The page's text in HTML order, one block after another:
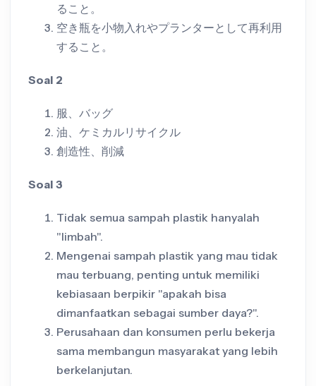
ること。
空き瓶を小物入れやプランターとして再利用
すること。
Soal 2
服、バッグ
油、ケミカルリサイクル
創造性、削減
Soal 3
Tidak semua sampah plastik hanyalah
"limbah".
Mengenai sampah plastik yang mau tidak
mau terbuang, penting untuk memiliki
kebiasaan berpikir "apakah bisa
dimanfaatkan sebagai sumber daya?".
Perusahaan dan konsumen perlu bekerja
sama membangun masyarakat yang lebih
berkelanjutan.